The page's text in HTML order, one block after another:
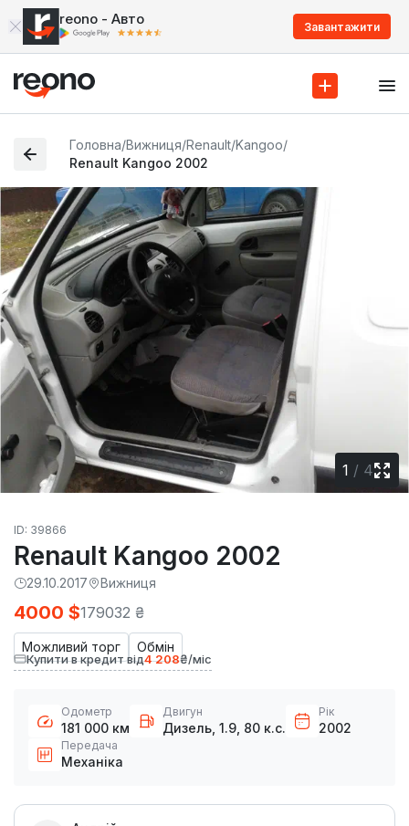
reono - Авто Завантажити
Головна/Вижниця/Renault/Kangoo/
Renault Kangoo 2002
1 / 4
ID: 39866
Renault Kangoo 2002
29.10.2017 Вижниця
Можливий торг Обмін
4000 $179032 ₴
Купити в кредит від4 208₴/міс
Одометр
181 000 км
Двигун
Дизель, 1.9, 80 к.с.
Рік
2002
Передача
Механіка